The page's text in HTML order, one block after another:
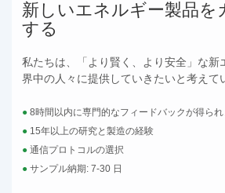
ッド認証を取得しており、高い変換
効率
新しいエネルギー製品を
する
私たちは、「より賢く、より安全」な新
界中の人々に提供していきたいと考えて
●8時間以内に専門的なフィードバックが得られ
● 15年以上の研究と製造の経験
●通信プロトコルの選択
●サンプル納期: 7-30 日